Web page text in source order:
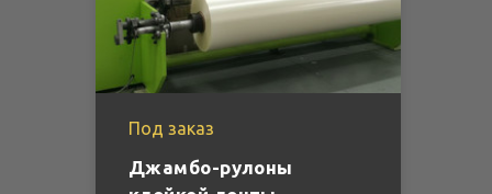
Под заказ
Джамбо-рулоны